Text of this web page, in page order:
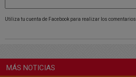
Utiliza tu cuenta de Facebook para realizar los comentarios
MÁS NOTICIAS